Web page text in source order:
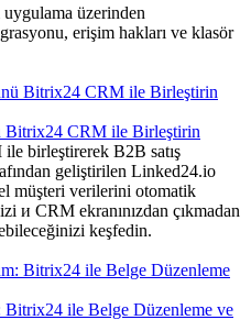
üzerinden
erişim hakları ve klasör
CRM ile Birleştirin
birleştirerek B2B satış
geliştirilen Linked24.io
müşteri verilerini otomatik
и CRM ekranınızdan çıkmadan
keşfedin.
ile Belge Düzenleme ve